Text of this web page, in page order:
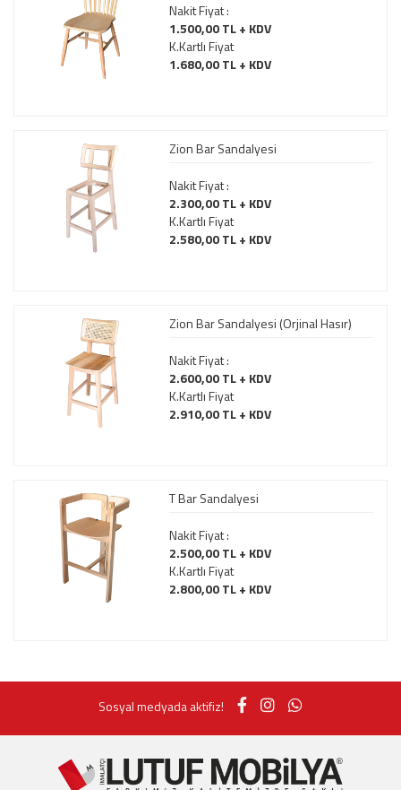
Nakit Fiyat :
1.500,00 TL + KDV
K.Kartlı Fiyat
1.680,00 TL + KDV
Zion Bar Sandalyesi
Nakit Fiyat :
2.300,00 TL + KDV
K.Kartlı Fiyat
2.580,00 TL + KDV
Zion Bar Sandalyesi (Orjinal Hasır)
Nakit Fiyat :
2.600,00 TL + KDV
K.Kartlı Fiyat
2.910,00 TL + KDV
T Bar Sandalyesi
Nakit Fiyat :
2.500,00 TL + KDV
K.Kartlı Fiyat
2.800,00 TL + KDV
Sosyal medyada aktifiz!